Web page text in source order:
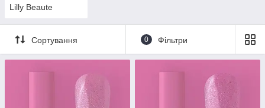
Lilly Beaute
Сортування 0 Фільтри